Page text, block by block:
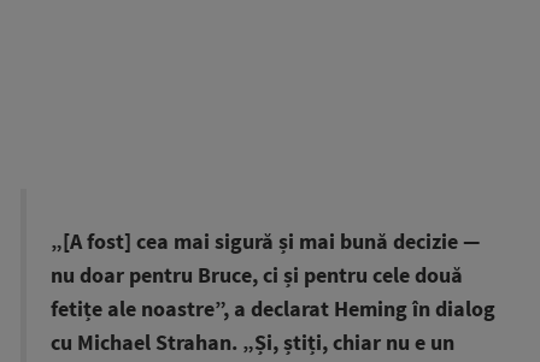
„[A fost] cea mai sigură și mai bună decizie —
nu doar pentru Bruce, ci și pentru cele două
fetițe ale noastre”, a declarat Heming în dialog
cu Michael Strahan. „Și, știți, chiar nu e un